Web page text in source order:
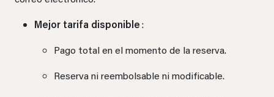
Mejor tarifa disponible :
Pago total en el momento de la reserva.
Reserva ni reembolsable ni modificable.